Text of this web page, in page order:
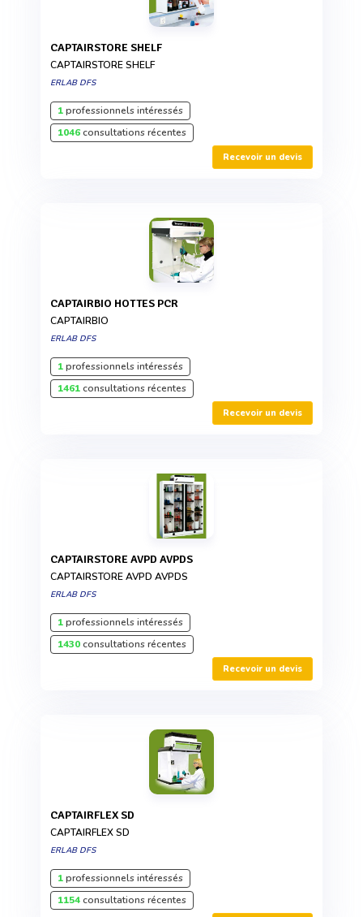
CAPTAIRSTORE SHELF
CAPTAIRSTORE SHELF
ERLAB DFS
1professionnels intéressés
1046consultations récentes
Recevoir un devis
CAPTAIRBIO HOTTES PCR
CAPTAIRBIO
ERLAB DFS
1professionnels intéressés
1461consultations récentes
Recevoir un devis
CAPTAIRSTORE AVPD AVPDS
CAPTAIRSTORE AVPD AVPDS
ERLAB DFS
1professionnels intéressés
1430consultations récentes
Recevoir un devis
CAPTAIRFLEX SD
CAPTAIRFLEX SD
ERLAB DFS
1professionnels intéressés
1154consultations récentes